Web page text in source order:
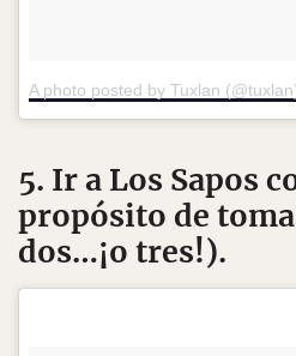
A photo posted by Tuxlan
5. Ir a Los Sapos
propósito de
dos…¡o tres!).